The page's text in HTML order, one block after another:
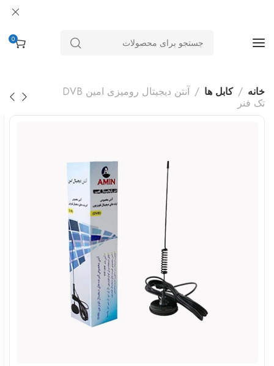
0
خانه کابل ها
آنتن دیجیتال رومیزی امین DVB
تک فنر